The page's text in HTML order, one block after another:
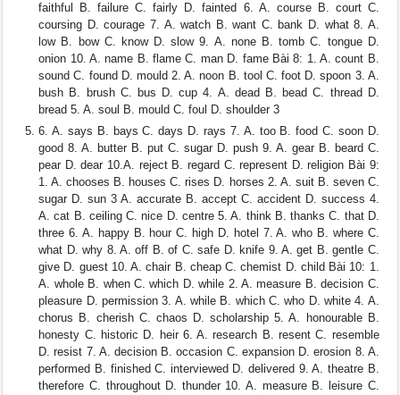
faithful B. failure C. fairly D. fainted 6. A. course B. court C.
coursing D. courage 7. A. watch B. want C. bank D. what 8. A.
low B. bow C. know D. slow 9. A. none B. tomb C. tongue D.
onion 10. A. name B. flame C. man D. fame Bài 8: 1. A. count B.
sound C. found D. mould 2. A. noon B. tool C. foot D. spoon 3. A.
bush B. brush C. bus D. cup 4. A. dead B. bead C. thread D.
bread 5. A. soul B. mould C. foul D. shoulder 3
6. A. says B. bays C. days D. rays 7. A. too B. food C. soon D.
good 8. A. butter B. put C. sugar D. push 9. A. gear B. beard C.
pear D. dear 10.A. reject B. regard C. represent D. religion Bài 9:
1. A. chooses B. houses C. rises D. horses 2. A. suit B. seven C.
sugar D. sun 3 A. accurate B. accept C. accident D. success 4.
A. cat B. ceiling C. nice D. centre 5. A. think B. thanks C. that D.
three 6. A. happy B. hour C. high D. hotel 7. A. who B. where C.
what D. why 8. A. off B. of C. safe D. knife 9. A. get B. gentle C.
give D. guest 10. A. chair B. cheap C. chemist D. child Bài 10: 1.
A. whole B. when C. which D. while 2. A. measure B. decision C.
pleasure D. permission 3. A. while B. which C. who D. white 4. A.
chorus B. cherish C. chaos D. scholarship 5. A. honourable B.
honesty C. historic D. heir 6. A. research B. resent C. resemble
D. resist 7. A. decision B. occasion C. expansion D. erosion 8. A.
performed B. finished C. interviewed D. delivered 9. A. theatre B.
therefore C. throughout D. thunder 10. A. measure B. leisure C.